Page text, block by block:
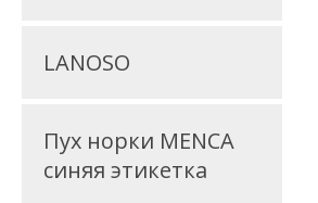
LANOSO
Пух норки MENCA
синяя этикетка